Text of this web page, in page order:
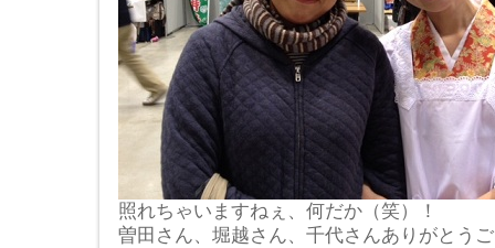
照れちゃいますねぇ、何だか（笑）！
曽田さん、堀越さん、千代さんありがとう